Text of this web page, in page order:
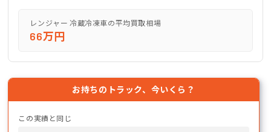
レンジャー 冷蔵冷凍車の平均買取相場
66万円
お持ちのトラック、今いくら？
この実績と同じ